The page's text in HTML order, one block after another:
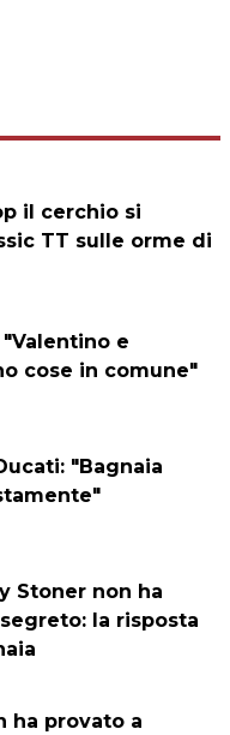
il cerchio si
TT sulle orme di
e
cose in comune"
"Bagnaia
Stoner non ha
la risposta
ha provato a